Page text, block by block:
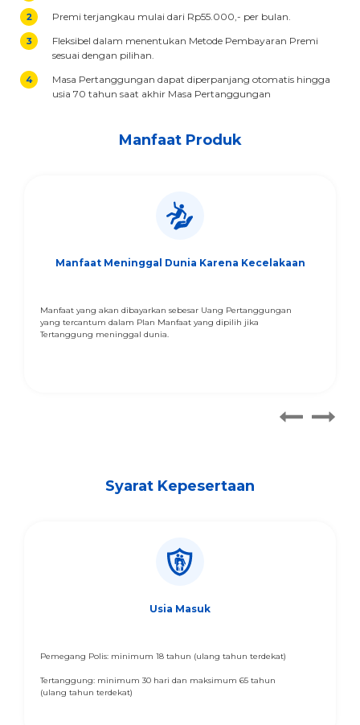
Premi terjangkau mulai dari Rp55.000,- per bulan.
Fleksibel dalam menentukan Metode Pembayaran Premi
sesuai dengan pilihan.
Masa Pertanggungan dapat diperpanjang otomatis hingga
usia 70 tahun saat akhir Masa Pertanggungan
Manfaat Produk
Manfaat Meninggal Dunia Karena Kecelakaan
Manfaat yang akan dibayarkan sebesar Uang Pertanggungan
yang tercantum dalam Plan Manfaat yang dipilih jika
Tertanggung meninggal dunia.
Syarat Kepesertaan
Usia Masuk
Pemegang Polis: minimum 18 tahun (ulang tahun terdekat)
Tertanggung: minimum 30 hari dan maksimum 65 tahun
(ulang tahun terdekat)